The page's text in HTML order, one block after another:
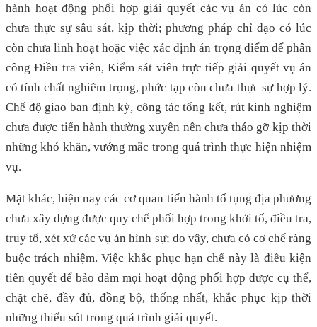
hành hoạt động phối hợp giải quyết các vụ án có lúc còn
chưa thực sự sâu sát, kịp thời; phương pháp chỉ đạo có lúc
còn chưa linh hoạt hoặc việc xác định án trọng điểm để phân
công Điều tra viên, Kiểm sát viên trực tiếp giải quyết vụ án
có tính chất nghiêm trọng, phức tạp còn chưa thực sự hợp lý.
Chế độ giao ban định kỳ, công tác tổng kết, rút kinh nghiệm
chưa được tiến hành thường xuyên nên chưa tháo gỡ kịp thời
những khó khăn, vướng mắc trong quá trình thực hiện nhiệm
vụ.
Mặt khác, hiện nay các cơ quan tiến hành tố tụng địa phương
chưa xây dựng được quy chế phối hợp trong khởi tố, điều tra,
truy tố, xét xử các vụ án hình sự; do vậy, chưa có cơ chế ràng
buộc trách nhiệm. Việc khắc phục hạn chế này là điều kiện
tiên quyết để bảo đảm mọi hoạt động phối hợp được cụ thể,
chặt chẽ, đầy đủ, đồng bộ, thống nhất, khắc phục kịp thời
những thiếu sót trong quá trình giải quyết.